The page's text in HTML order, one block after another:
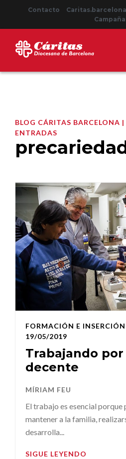
Contacto Caritas.barcelona
BLOG CÁRITAS BARCELONA
ENTRADAS
FORMACIÓN E
19/05/2019
Trabajando
decente
MÍRIAM FEU
El trabajo es esencial
mantener a la familia,
desarrolla...
SIGUE LEYENDO